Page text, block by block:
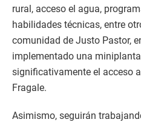
rural, acceso el agua,
habilidades técnicas, entre
comunidad de Justo Pastor,
implementado una
significativamente el acceso
Fragale.
Asimismo, seguirán